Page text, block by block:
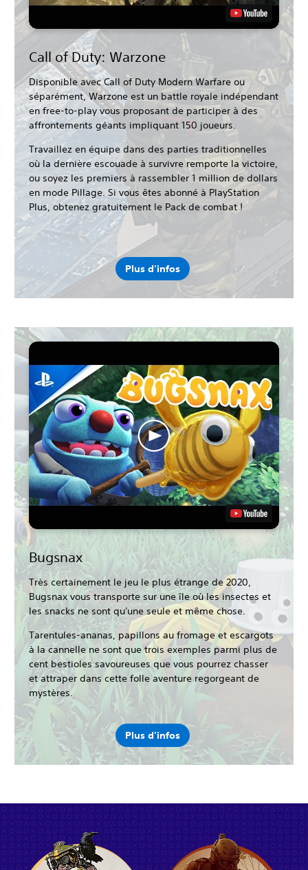
Call of Duty: Warzone
Disponible avec Call of Duty Modern Warfare ou
séparément, Warzone est un battle royale indépendant
en free-to-play vous proposant de participer à des
affrontements géants impliquant 150 joueurs.
Travaillez en équipe dans des parties traditionnelles
où la dernière escouade à survivre remporte la victoire,
ou soyez les premiers à rassembler 1 million de dollars
en mode Pillage. Si vous êtes abonné à PlayStation
Plus, obtenez gratuitement le Pack de combat !
Plus d'infos
Bugsnax
Très certainement le jeu le plus étrange de 2020,
Bugsnax vous transporte sur une île où les insectes et
les snacks ne sont qu'une seule et même chose.
Tarentules-ananas, papillons au fromage et escargots
à la cannelle ne sont que trois exemples parmi plus de
cent bestioles savoureuses que vous pourrez chasser
et attraper dans cette folle aventure regorgeant de
mystères.
Plus d'infos